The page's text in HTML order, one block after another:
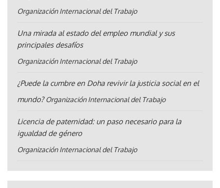
Organización Internacional del Trabajo
Una mirada al estado del empleo mundial y sus
principales desafíos
Organización Internacional del Trabajo
¿Puede la cumbre en Doha revivir la justicia social en el
mundo? Organización Internacional del Trabajo
Licencia de paternidad: un paso necesario para la
igualdad de género
Organización Internacional del Trabajo